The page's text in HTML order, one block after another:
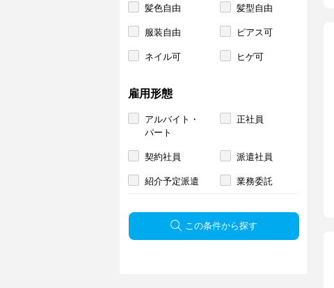
髪色自由 髪型自由
服装自由 ピアス可
ネイル可 ヒゲ可
雇用形態
アルバイト・
パート
正社員
契約社員 派遣社員
紹介予定派遣 業務委託
この条件から探す